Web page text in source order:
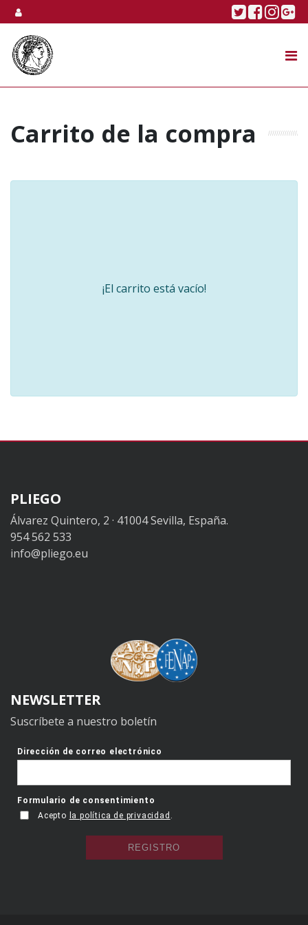
Skip to content Twitter
Carrito de la compra
¡El carrito está vacío!
PLIEGO
Álvarez Quintero, 2 · 41004 Sevilla, España.
954 562 533
info@pliego.eu
NEWSLETTER
Suscríbete a nuestro boletín
TIENDA ONLINE
NOSOTROS